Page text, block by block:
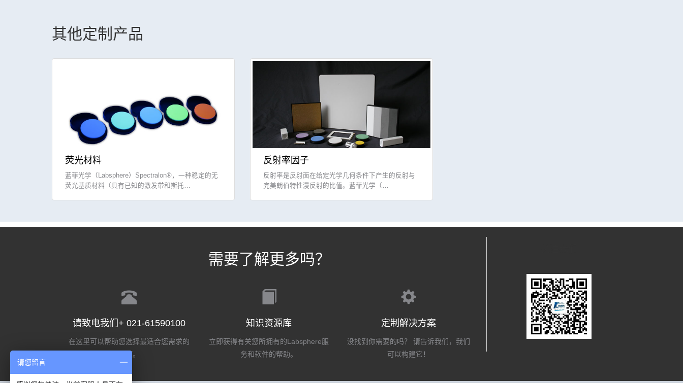
其他定制产品
荧光材料
蓝菲光学（Labsphere）Spectralon®，一种稳定的无
荧光基质材料（具有已知的激发带和斯托…
反射率因子
反射率是反射面在给定光学几何条件下产生的反射与
完美朗伯特性漫反射的比值。蓝菲光学（…
需要了解更多吗？
请致电我们+ 021-61590100
在这里可以帮助您选择最适合您需求的
选项。
知识资源库
立即获得有关您所拥有的Labsphere服
务和软件的帮助。
定制解决方案
没找到你需要的吗？ 请告诉我们，我们
可以构建它！
请您留言